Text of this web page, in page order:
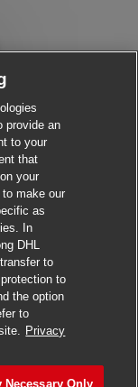
provide an
to your
that
your
make our
as
In
DHL
to
to
the option
to
Privacy
Necessary Only
chatbot notification